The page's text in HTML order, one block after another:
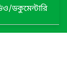
ডকুমেন্টারি